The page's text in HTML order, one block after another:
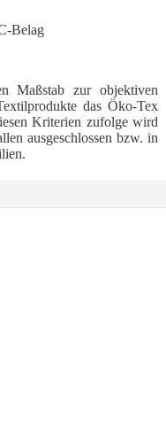
Belag
Maßstab zur objektiven
das Öko-Tex
Kriterien zufolge wird
ausgeschlossen bzw. in